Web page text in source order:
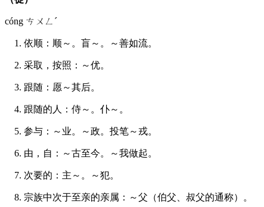
cóng ㄘㄨㄥˊ
1. 依顺：顺～。盲～。～善如流。
2. 采取，按照：～优。
3. 跟随：愿～其后。
4. 跟随的人：侍～。仆～。
5. 参与：～业。～政。投笔～戎。
6. 由，自：～古至今。～我做起。
7. 次要的：主～。～犯。
8. 宗族中次于至亲的亲属：～父（伯父、叔父的通称）。